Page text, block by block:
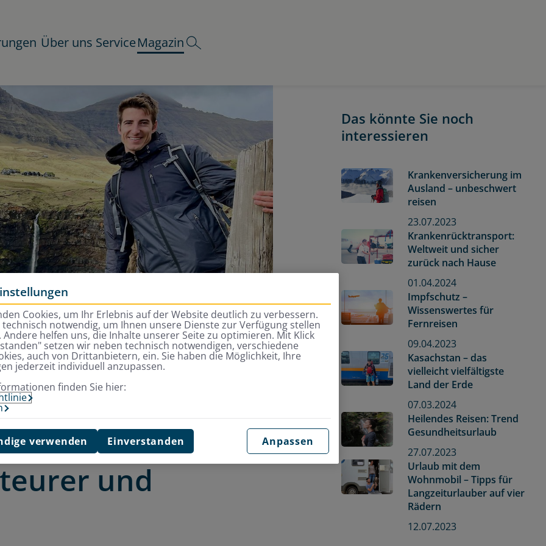
Über uns ServiceMagazin
Paradies für Abenteurer und Naturfreunde
unentdecktes
und
Das könnte Sie noch
interessieren
Krankenversicherung im
Ausland – unbeschwert
reisen
23.07.2023
Krankenrücktransport:
Weltweit und sicher
zurück nach Hause
01.04.2024
Impfschutz –
Wissenswertes für
Fernreisen
09.04.2023
Kasachstan – das
vielleicht vielfältigste
Land der Erde
07.03.2024
Heilendes Reisen: Trend
Gesundheitsurlaub
27.07.2023
Urlaub mit dem
Wohnmobil – Tipps für
Langzeiturlauber auf vier
Rädern
12.07.2023
Cookies, um Ihr Erlebnis auf der Website deutlich zu verbessern.
technisch notwendig, um Ihnen unsere Dienste zur Verfügung stellen
Andere helfen uns, die Inhalte unserer Seite zu optimieren. Mit Klick
setzen wir neben technisch notwendigen, verschiedene
auch von Drittanbietern, ein. Sie haben die Möglichkeit, Ihre
jederzeit individuell anzupassen.
finden Sie hier:
Anpassen
verwenden Einverstanden